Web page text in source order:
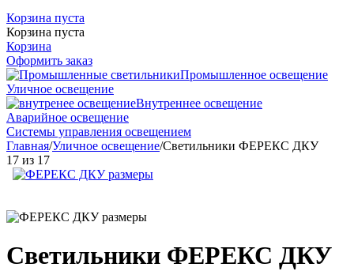
Корзина пуста
Корзина пуста
Корзина
Оформить заказ
Промышленное освещение
Уличное освещение
Внутреннее освещение
Аварийное освещение
Системы управления освещением
Главная/Уличное освещение/Светильники ФЕРЕКС ДКУ
17 из 17
Светильники ФЕРЕКС ДКУ